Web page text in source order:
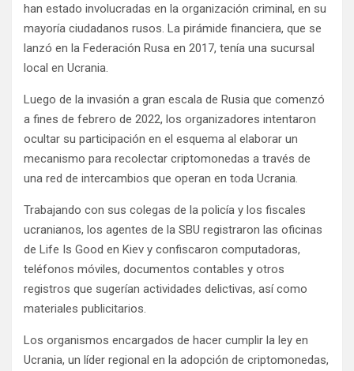
han estado involucradas en la organización criminal, en su
mayoría ciudadanos rusos. La pirámide financiera, que se
lanzó en la Federación Rusa en 2017, tenía una sucursal
local en Ucrania.
Luego de la invasión a gran escala de Rusia que comenzó
a fines de febrero de 2022, los organizadores intentaron
ocultar su participación en el esquema al elaborar un
mecanismo para recolectar criptomonedas a través de
una red de intercambios que operan en toda Ucrania.
Trabajando con sus colegas de la policía y los fiscales
ucranianos, los agentes de la SBU registraron las oficinas
de Life Is Good en Kiev y confiscaron computadoras,
teléfonos móviles, documentos contables y otros
registros que sugerían actividades delictivas, así como
materiales publicitarios.
Los organismos encargados de hacer cumplir la ley en
Ucrania, un líder regional en la adopción de criptomonedas,